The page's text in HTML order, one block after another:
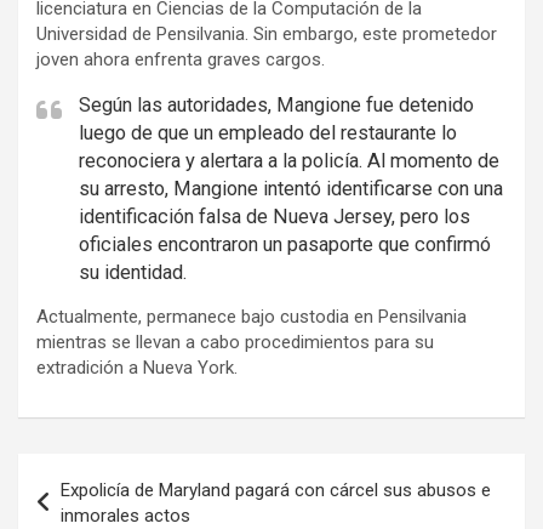
licenciatura en Ciencias de la Computación de la
Universidad de Pensilvania. Sin embargo, este prometedor
joven ahora enfrenta graves cargos.
Según las autoridades, Mangione fue detenido
luego de que un empleado del restaurante lo
reconociera y alertara a la policía. Al momento de
su arresto, Mangione intentó identificarse con una
identificación falsa de Nueva Jersey, pero los
oficiales encontraron un pasaporte que confirmó
su identidad.
Actualmente, permanece bajo custodia en Pensilvania
mientras se llevan a cabo procedimientos para su
extradición a Nueva York.
de
Expolicía de Maryland pagará con cárcel sus abusos e
inmorales actos